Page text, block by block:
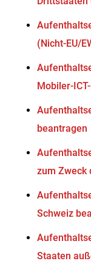
(Nicht-EU/
Mobiler-
beantragen
zum Zweck
Schweiz
Staaten